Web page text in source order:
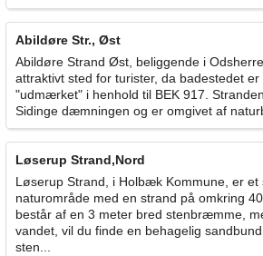
Abildøre Str., Øst
Abildøre Strand Øst, beliggende i
attraktivt sted for turister, da badestedet er
"udmærket" i henhold til BEK 917.
Sidinge dæmningen og er omgivet af
Løserup Strand,Nord
Løserup Strand, i Holbæk Kommune, er
naturområde med en strand på omkring
består af en 3 meter bred stenbræmme,
vandet, vil du finde en behagelig
sten...